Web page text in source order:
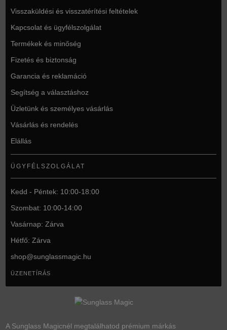
Visszaküldési és visszatérítési feltételek
Kapcsolat és ügyfélszolgálat
Termékek és minőség
Fizetés és biztonság
Garancia és reklamáció
Segítség a választáshoz
Üzletünk és személyes vásárlás
Vásárlás és rendelés
Elállás
ÜGYFÉLSZOLGÁLAT
Kedd - Péntek: 10:00-18:00
Szombat: 10:00-14:00
Vasárnap: Zárva
Hétfő: Zárva
shop@sunglassmagic.hu
ÜZENETÍRÁS
A Sunglass Magicnél megtalálhatod prémium márkás